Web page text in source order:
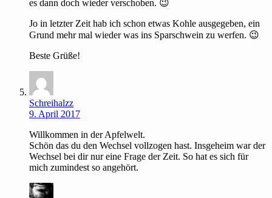
es dann doch wieder verschoben. 😉
Jo in letzter Zeit hab ich schon etwas Kohle ausgegeben, ein
Grund mehr mal wieder was ins Sparschwein zu werfen. 😉
Beste Grüße!
Schreihalzz
9. April 2017
Willkommen in der Apfelwelt.
Schön das du den Wechsel vollzogen hast. Insgeheim war der
Wechsel bei dir nur eine Frage der Zeit. So hat es sich für
mich zumindest so angehört.